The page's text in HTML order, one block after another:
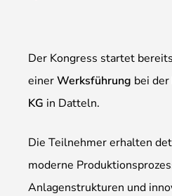
Der Kongress startet
einerWerksführung bei der
KG in Datteln.
Die Teilnehmer erhalten
moderne
Anlagenstrukturen und